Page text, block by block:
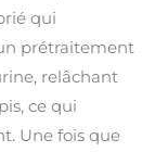
qui
prétraitement
relâchant
ce qui
Une fois que